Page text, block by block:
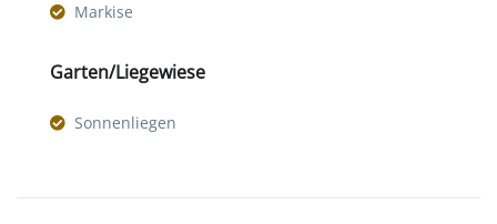
Markise
Garten/Liegewiese
Sonnenliegen